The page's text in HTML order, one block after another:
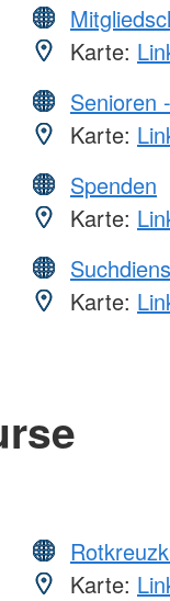
Karte:
Senioren
Karte:
Spenden
Karte:
Karte:
Karte: